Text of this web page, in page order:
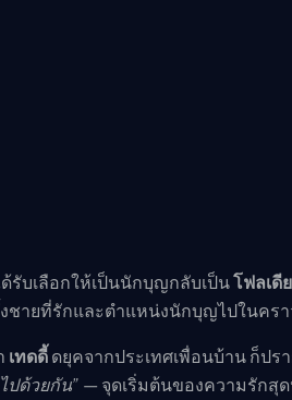
รับเลือกให้เป็นนักบุญกลับเป็นโฟลเดีย
งชายที่รักและตำแหน่งนักบุญไปในคร
เทดดี้ดยุคจากประเทศเพื่อนบ้าน ก็ป
ปด้วยกัน” — จุดเริ่มต้นของความรักสุด